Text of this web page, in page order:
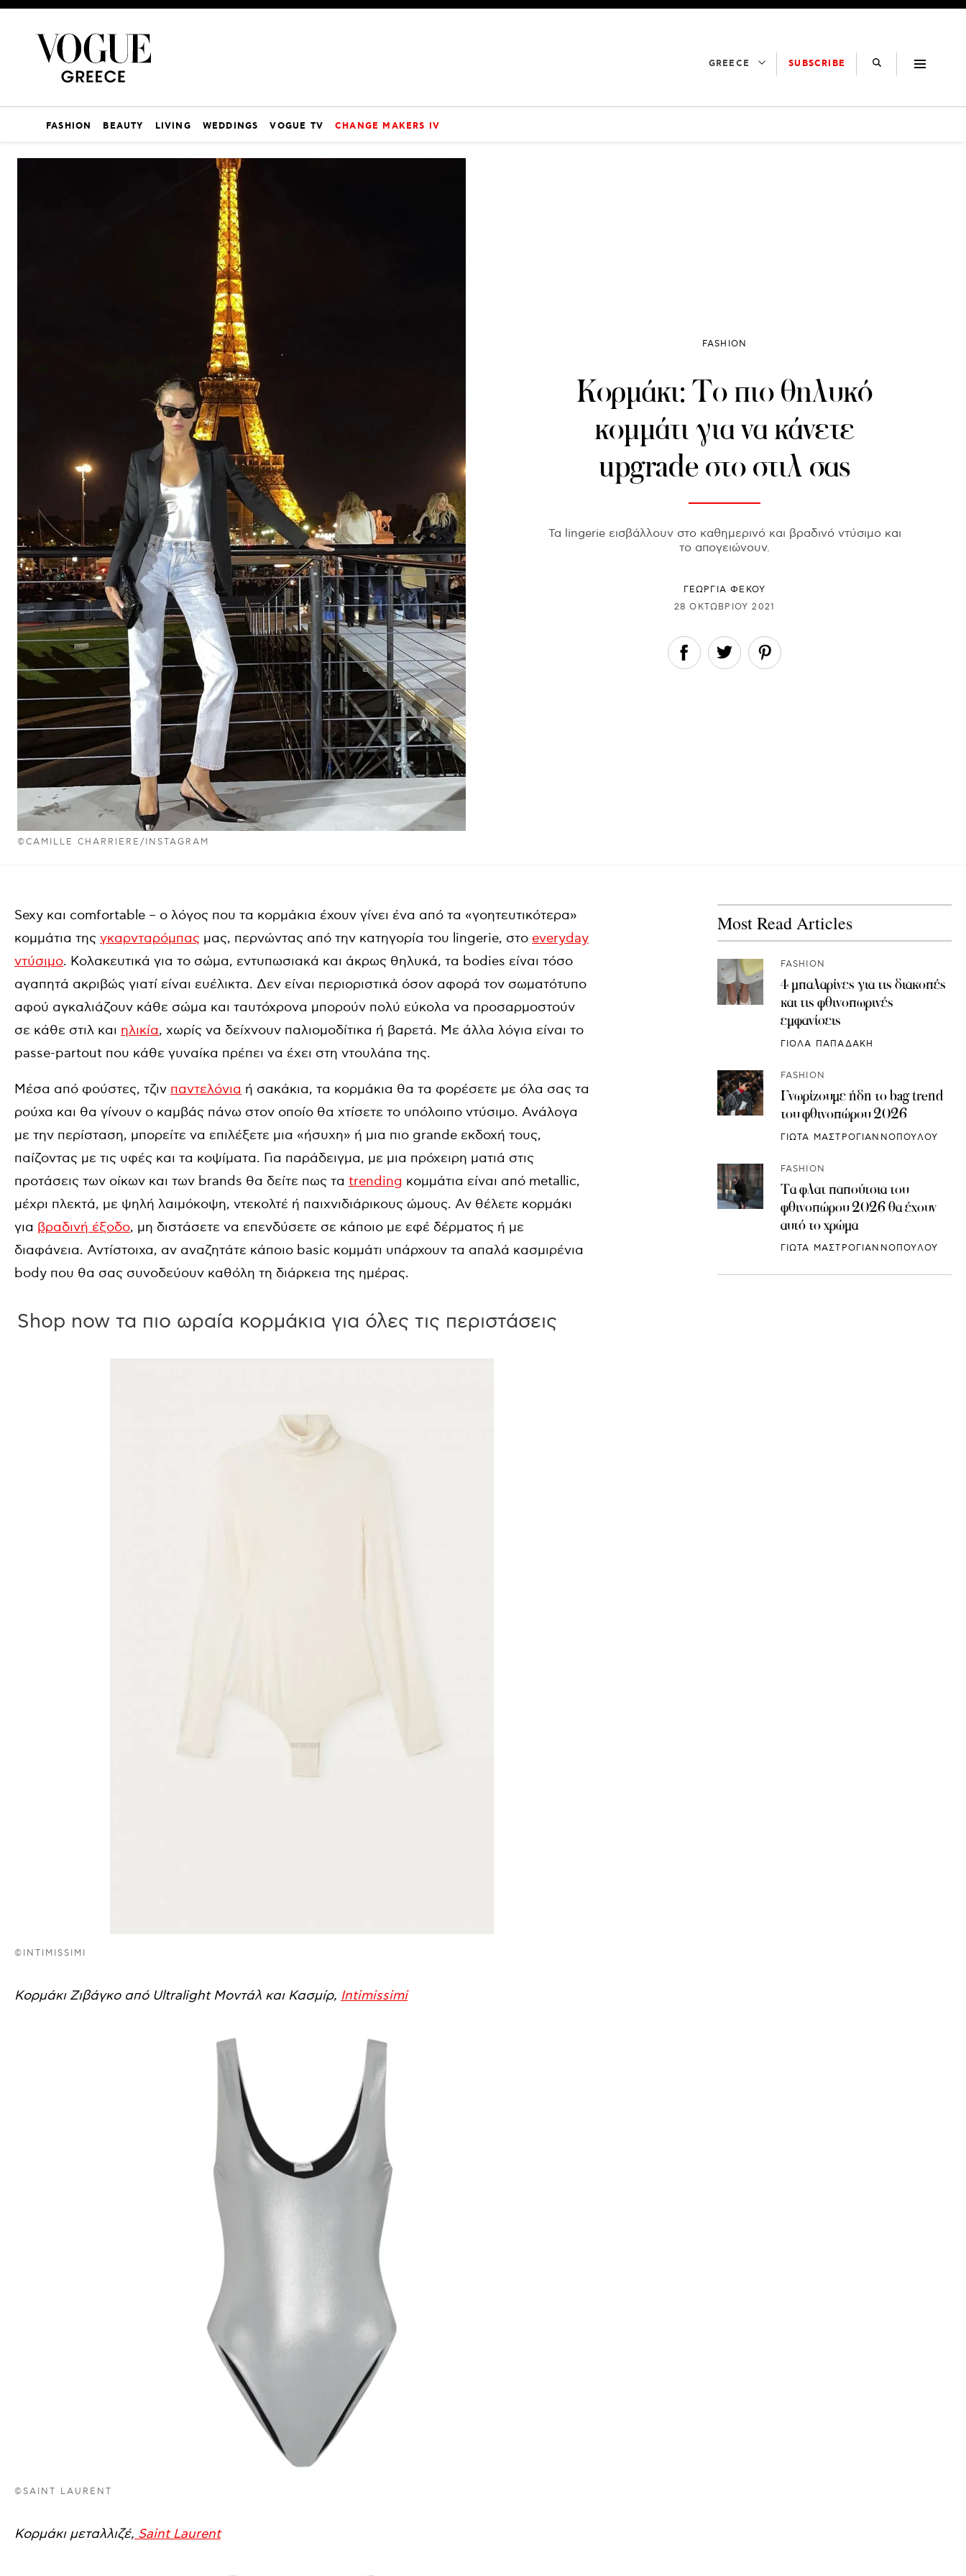
GREECE SUBSCRIBE
FASHION BEAUTY LIVING WEDDINGS VOGUE TV CHANGE MAKERS IV
©CAMILLE CHARRIERE/INSTAGRAM
FASHION
Κορμάκι: Το πιο θηλυκό
κομμάτι για να κάνετε
upgrade στο στιλ σας
Τα lingerie εισβάλλουν στο καθημερινό και βραδινό ντύσιμο και
το απογειώνουν.
ΓΕΩΡΓΙΑ ΦΕΚΟΥ
28 ΟΚΤΩΒΡΊΟΥ 2021
Sexy και comfortable – ο λόγος που τα κορμάκια έχουν γίνει ένα από τα «γοητευτικότερα»
κομμάτια της γκαρνταρόμπας μας, περνώντας από την κατηγορία του lingerie, στο everyday
ντύσιμο. Κολακευτικά για το σώμα, εντυπωσιακά και άκρως θηλυκά, τα bodies είναι τόσο
αγαπητά ακριβώς γιατί είναι ευέλικτα. Δεν είναι περιοριστικά όσον αφορά τον σωματότυπο
αφού αγκαλιάζουν κάθε σώμα και ταυτόχρονα μπορούν πολύ εύκολα να προσαρμοστούν
σε κάθε στιλ και ηλικία, χωρίς να δείχνουν παλιομοδίτικα ή βαρετά. Με άλλα λόγια είναι το
passe-partout που κάθε γυναίκα πρέπει να έχει στη ντουλάπα της.
Μέσα από φούστες, τζιν παντελόνια ή σακάκια, τα κορμάκια θα τα φορέσετε με όλα σας τα
ρούχα και θα γίνουν ο καμβάς πάνω στον οποίο θα χτίσετε το υπόλοιπο ντύσιμο. Ανάλογα
με την περίσταση, μπορείτε να επιλέξετε μια «ήσυχη» ή μια πιο grande εκδοχή τους,
παίζοντας με τις υφές και τα κοψίματα. Για παράδειγμα, με μια πρόχειρη ματιά στις
προτάσεις των οίκων και των brands θα δείτε πως τα trending κομμάτια είναι από metallic,
μέχρι πλεκτά, με ψηλή λαιμόκοψη, ντεκολτέ ή παιχνιδιάρικους ώμους. Αν θέλετε κορμάκι
για βραδινή έξοδο, μη διστάσετε να επενδύσετε σε κάποιο με εφέ δέρματος ή με
διαφάνεια. Αντίστοιχα, αν αναζητάτε κάποιο basic κομμάτι υπάρχουν τα απαλά κασμιρένια
body που θα σας συνοδεύουν καθόλη τη διάρκεια της ημέρας.
Shop now τα πιο ωραία κορμάκια για όλες τις περιστάσεις
©INTIMISSIMI
Κορμάκι Ζιβάγκο από Ultralight Μοντάλ και Κασμίρ, Intimissimi
©SAINT LAURENT
Κορμάκι μεταλλιζέ, Saint Laurent
Most Read Articles
FASHION
4 μπαλαρίνες για τις διακοπές
και τις φθινοπωρινές
εμφανίσεις
ΓΙΟΛΑ ΠΑΠΑΔΑΚΗ
FASHION
Γνωρίζουμε ήδη το bag trend
του φθινοπώρου 2026
ΓΙΩΤΑ ΜΑΣΤΡΟΓΙΑΝΝΟΠΟΥΛΟΥ
FASHION
Τα φλατ παπούτσια του
φθινοπώρου 2026 θα έχουν
αυτό το χρώμα
ΓΙΩΤΑ ΜΑΣΤΡΟΓΙΑΝΝΟΠΟΥΛΟΥ